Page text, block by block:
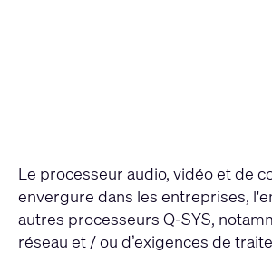
Le processeur audio, vidéo et de
envergure dans les entreprises,
autres processeurs Q-SYS,
réseau et / ou d’exigences de